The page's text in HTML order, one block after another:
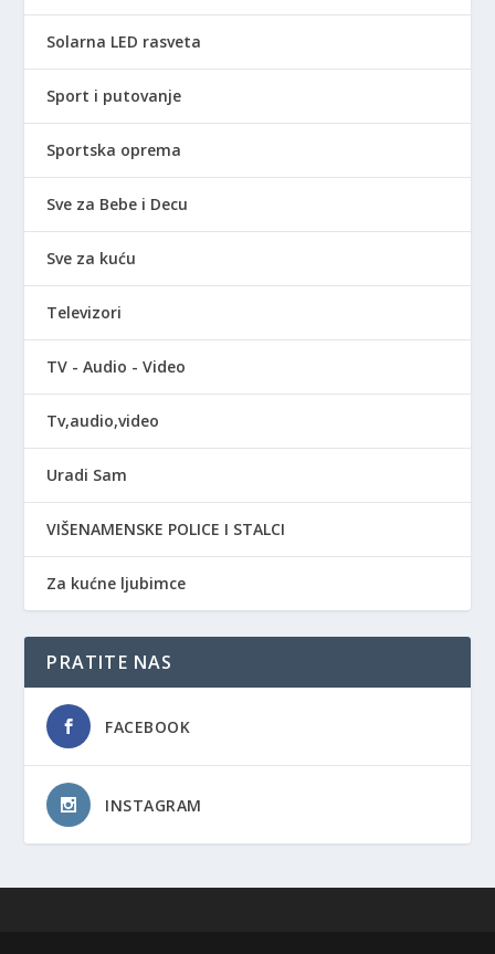
Solarna LED rasveta
Sport i putovanje
Sportska oprema
Sve za Bebe i Decu
Sve za kuću
Televizori
TV - Audio - Video
Tv,audio,video
Uradi Sam
VIŠENAMENSKE POLICE I STALCI
Za kućne ljubimce
PRATITE NAS
FACEBOOK
INSTAGRAM